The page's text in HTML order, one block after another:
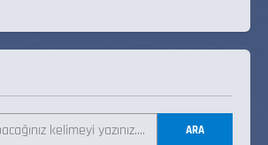
ARA
22 Temmuz 2026
Teknik Kurul ve Alt Kurul
Üyelerimiz Belirlendi
18 Temmuz 2026